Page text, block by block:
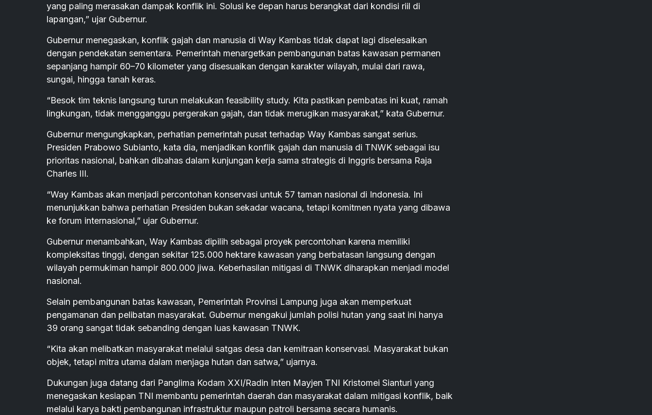
yang paling merasakan dampak konflik ini. Solusi ke depan harus berangkat dari kondisi riil di
lapangan,” ujar Gubernur.
Gubernur menegaskan, konflik gajah dan manusia di Way Kambas tidak dapat lagi diselesaikan
dengan pendekatan sementara. Pemerintah menargetkan pembangunan batas kawasan permanen
sepanjang hampir 60–70 kilometer yang disesuaikan dengan karakter wilayah, mulai dari rawa,
sungai, hingga tanah keras.
“Besok tim teknis langsung turun melakukan feasibility study. Kita pastikan pembatas ini kuat, ramah
lingkungan, tidak mengganggu pergerakan gajah, dan tidak merugikan masyarakat,” kata Gubernur.
Gubernur mengungkapkan, perhatian pemerintah pusat terhadap Way Kambas sangat serius.
Presiden Prabowo Subianto, kata dia, menjadikan konflik gajah dan manusia di TNWK sebagai isu
prioritas nasional, bahkan dibahas dalam kunjungan kerja sama strategis di Inggris bersama Raja
Charles III.
“Way Kambas akan menjadi percontohan konservasi untuk 57 taman nasional di Indonesia. Ini
menunjukkan bahwa perhatian Presiden bukan sekadar wacana, tetapi komitmen nyata yang dibawa
ke forum internasional,” ujar Gubernur.
Gubernur menambahkan, Way Kambas dipilih sebagai proyek percontohan karena memiliki
kompleksitas tinggi, dengan sekitar 125.000 hektare kawasan yang berbatasan langsung dengan
wilayah permukiman hampir 800.000 jiwa. Keberhasilan mitigasi di TNWK diharapkan menjadi model
nasional.
Selain pembangunan batas kawasan, Pemerintah Provinsi Lampung juga akan memperkuat
pengamanan dan pelibatan masyarakat. Gubernur mengakui jumlah polisi hutan yang saat ini hanya
39 orang sangat tidak sebanding dengan luas kawasan TNWK.
“Kita akan melibatkan masyarakat melalui satgas desa dan kemitraan konservasi. Masyarakat bukan
objek, tetapi mitra utama dalam menjaga hutan dan satwa,” ujarnya.
Dukungan juga datang dari Panglima Kodam XXI/Radin Inten Mayjen TNI Kristomei Sianturi yang
menegaskan kesiapan TNI membantu pemerintah daerah dan masyarakat dalam mitigasi konflik, baik
melalui karya bakti pembangunan infrastruktur maupun patroli bersama secara humanis.